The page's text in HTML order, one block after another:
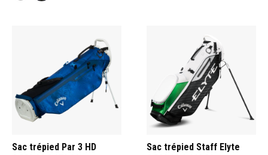
Sac trépied Par 3 HD Sac trépied Staff Elyte